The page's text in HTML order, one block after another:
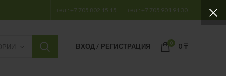
тел.: +7 705 802 15 15 тел.: +7 705 901 91 30
ВХОД / РЕГИСТРАЦИЯ 0 0 ₸